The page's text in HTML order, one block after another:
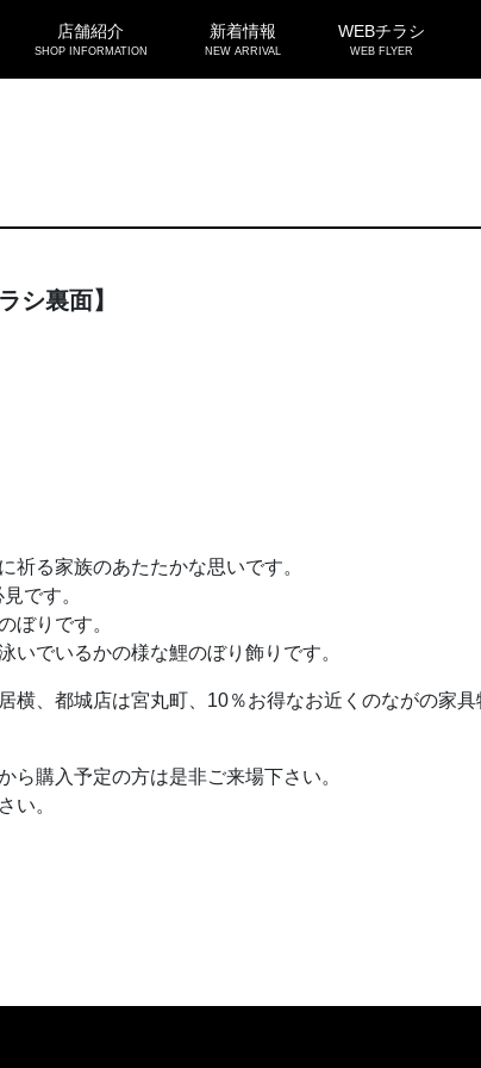
店舗紹介
SHOP INFORMATION
新着情報
NEW ARRIVAL
WEBチラシ
WEB FLYER
シ裏面】
る家族のあたたかな思いです。
です。
ぼりです。
でいるかの様な鯉のぼり飾りです。
横、都城店は宮丸町、10％お得なお近くのながの家
購入予定の方は是非ご来場下さい。
い。